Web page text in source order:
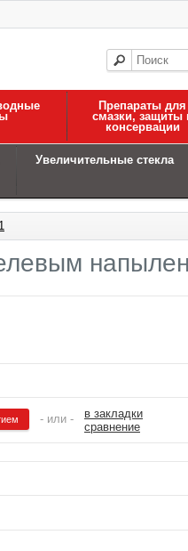
Препараты для
смазки, защиты
консервации
Увеличительные стекла
- или -
в закладки
сравнение